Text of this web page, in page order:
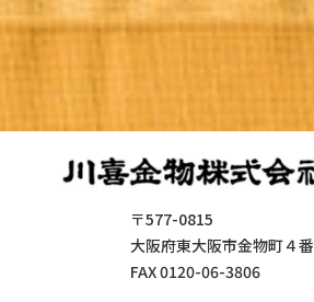
〒577-0815
大阪府東大阪市金物町４
FAX 0120-06-3806